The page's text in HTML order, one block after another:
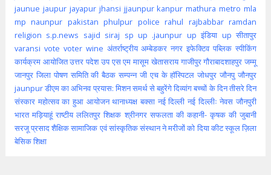
jaunue jaupur jayapur jhansi jjaunpur kanpur mathura metro mla
mp naunpur pakistan phulpur police rahul rajbabbar ramdan
religion s.p.news sajid siraj sp up .jaunpur up इंडिया up सीतापुर
varansi vote voter wine अंतर्राष्ट्रीय अम्बेडकर नगर इफेक्टिव पब्लिक स्पीकिंग
कार्यक्रम आयोजित उत्तर पदेश उप एस एम मासूम खेतासराय गाजीपुर गौराबादशाहपुर जम्मू
जानपुर जिला पोषण समिति की बैठक सम्पन्न जी एच के हॉस्पिटल जोधपुर जौनपु जौनपुर
jaunpurडीएम का अभिनव प्रयास: मिशन समर्थ से बहुरेंगे दिव्यांग बच्चों के दिनतीसरे दिन
संस्कार महोत्सव का हुआ आयोजन थानाध्यक्ष बक्सा नई दिल्ली नई दिल्लीः नेवस जौनपुरी
भारत मड़ियाहूं राष्टीय ललितपुर शिक्षक श्रीनगर सफलता की कहानी- कृषक की जुबानी
सरजू प्रसाद शैक्षिकसामाजिक एवं सांस्कृतिक संस्थान ने मरीजों को दिया कीटस्कूलज़िला
बेसिक शिक्षा